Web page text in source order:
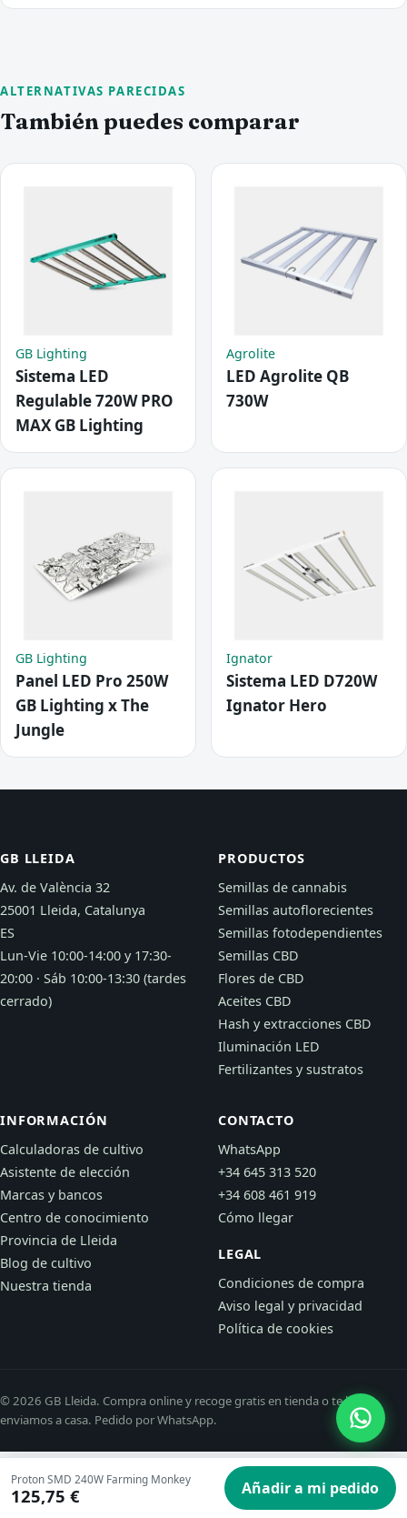
Proton SMD 240W Farming Monkey
125,75 € Añadir a mi pedido
ALTERNATIVAS PARECIDAS
También puedes comparar
GB Lighting
Sistema LED
Regulable 720W PRO
MAX GB Lighting
Agrolite
LED Agrolite QB
730W
GB Lighting
Panel LED Pro 250W
GB Lighting x The
Jungle
Ignator
Sistema LED D720W
Ignator Hero
GB LLEIDA
Av. de València 32
25001 Lleida, Catalunya
ES
Lun-Vie 10:00-14:00 y 17:30-
20:00 · Sáb 10:00-13:30 (tardes
cerrado)
PRODUCTOS
Semillas de cannabis
Semillas autoflorecientes
Semillas fotodependientes
Semillas CBD
Flores de CBD
Aceites CBD
Hash y extracciones CBD
Iluminación LED
Fertilizantes y sustratos
INFORMACIÓN
Calculadoras de cultivo
Asistente de elección
Marcas y bancos
Centro de conocimiento
Provincia de Lleida
Blog de cultivo
Nuestra tienda
CONTACTO
WhatsApp
+34 645 313 520
+34 608 461 919
Cómo llegar
LEGAL
Condiciones de compra
Aviso legal y privacidad
Política de cookies
© 2026 GB Lleida. Compra online y recoge gratis en tienda o te lo
enviamos a casa. Pedido por WhatsApp.